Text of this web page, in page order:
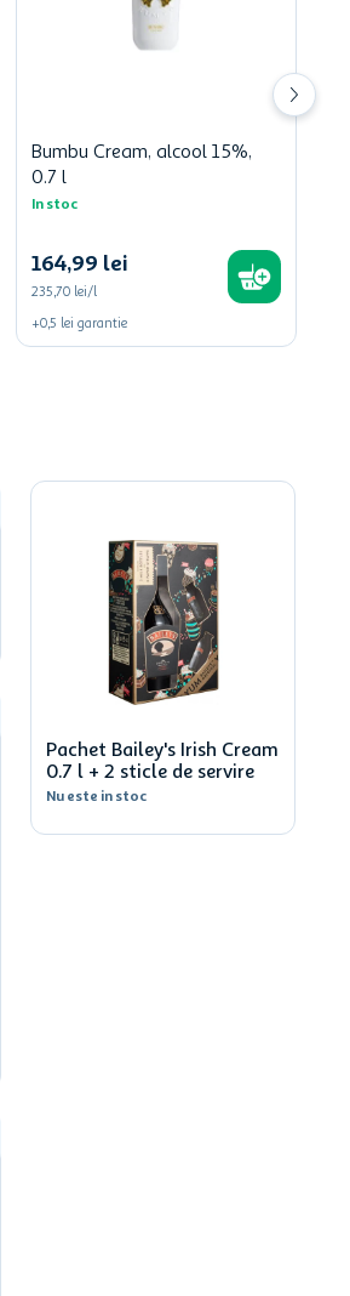
Bumbu Cream, alcool 15%,
0.7 l
In stoc
164,99 lei
235,70 lei/l
+0,5 lei garantie
Pachet Bailey's Irish Cream
0.7 l + 2 sticle de servire
Nu este in stoc